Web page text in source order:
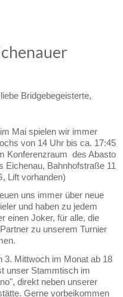
Bridgebegeisterte,
Mai spielen wir immer
von 14 Uhr bis ca. 17:45
Konferenzraum des Abasto
Eichenau, Bahnhofstraße 11
Lift vorhanden)
uns immer über neue
und haben zu jedem
einen Joker, für alle, die
zu unserem Turnier
3. Mittwoch im Monat ab 18
unser Stammtisch im
direkt neben unserer
Gerne vorbeikommen